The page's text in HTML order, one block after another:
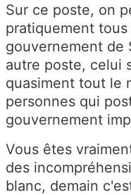
Sur ce poste, on
pratiquement
gouvernement de
autre poste, celui
quasiment tout le
personnes qui
gouvernement
Vous êtes
des
blanc, demain